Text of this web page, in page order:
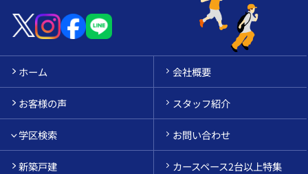
ホーム 会社概要
お客様の声 スタッフ紹介
学区検索 お問い合わせ
新築戸建 カースペース2台以上特集